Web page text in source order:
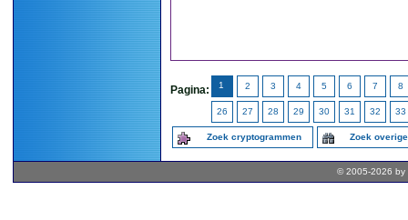
Pagina: 1 2 3 4 5 6 7 8
26 27 28 29 30 31 32 33
Zoek cryptogrammen Zoek
© 2005-2026 by